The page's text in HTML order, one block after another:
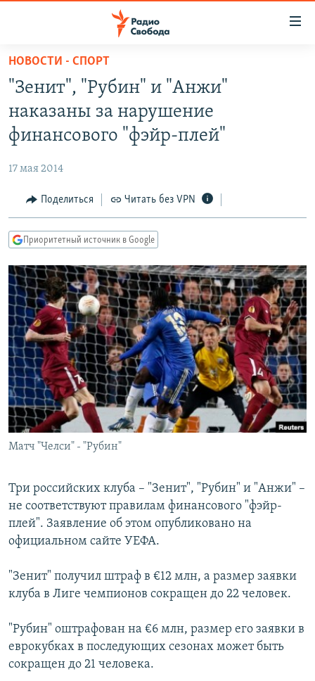
упрощенного
доступа
основному
Вернутся
Вернутся
поиску
ПРОГРАММЫ
ПОДКАСТЫ
АВТОРСКИЕ ПРОЕКТЫ
МНЕНИЯ
КУЛЬТУРА
КАВКАЗ.РЕАЛИИ
СЕВЕР.РЕАЛИИ
СИБИРЬ.РЕАЛИИ
РАСПИСАНИЕ ВЕЩАНИЯ
ПОДПИШИТЕСЬ НА РАССЫЛКУ
СОЦИАЛЬНЫЕ СЕТИ
Все сайты РСЕ/РС
НОВОСТИ - СПОРТ
"Зенит", "Рубин" и "Анжи"
наказаны за нарушение
финансового "фэйр-плей"
17 мая 2014
Поделиться Читать без VPN
Приоритетный источник в Google
Матч "Челси" - "Рубин"
Три российских клуба – "Зенит", "Рубин" и "Анжи" –
не соответствуют правилам финансового "фэйр-
плей". Заявление об этом опубликовано на
официальном сайте УЕФА.
"Зенит" получил штраф в €12 млн, а размер заявки
клуба в Лиге чемпионов сокращен до 22 человек.
"Рубин" оштрафован на €6 млн, размер его заявки в
еврокубках в последующих сезонах может быть
сокращен до 21 человека.